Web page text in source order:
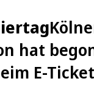
hat
E-Ticket